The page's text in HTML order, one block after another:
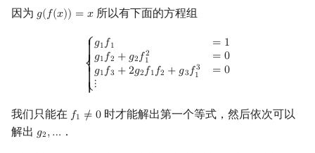
因为 𝑔(𝑓(𝑥)) = 𝑥
g(f(x))= x 所以有下面的方程组
⎧{ {
{⎨{ { {
⎩
𝑔1𝑓1 = 1
𝑔1𝑓2 +𝑔2𝑓2
1 = 0
𝑔1𝑓3 +2𝑔2𝑓1𝑓2 +𝑔3𝑓3
1 = 0
⋮
g1f2 +g +g3 f1
我们只能在 𝑓1 ≠ 0
f1≠ 0
时才能解出第一个等式，然后依次可以
解出 𝑔2,…
g2, … ．